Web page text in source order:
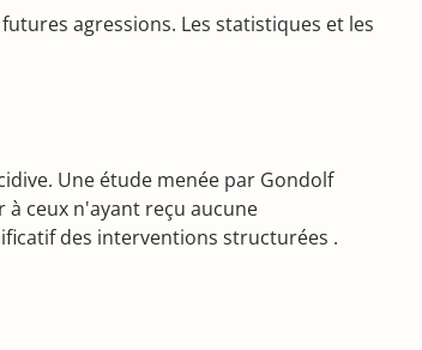
agressions. Les statistiques et les
Une étude menée par Gondolf
ceux n'ayant reçu aucune
des interventions structurées .